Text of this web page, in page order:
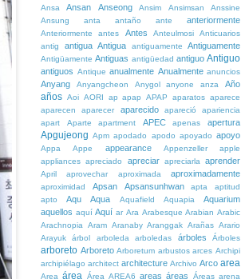
Ansa
Ansan Anseong Ansim Ansimsan
Anssine
Ansung
anta antaño ante anteriormente
Anteriormente antes Antes Anteulmosi
Anticuarios
antig
antigua Antigua antiguamente Antiguamente
Antigüamente Antiguas antigüedad antiguo Antiguo
antiguos Antique anualmente Anualmente anuncios
Anyang Anyangcheon Anygol anyone anza Año
años Aoi AORI ap apap APAP aparatos aparece
aparecen
aparecer aparecido apareció
apariencia
apart
Aparte apartment APEC apenas apertura
Apgujeong Apm apodado apodo apoyado apoyo
Appa Appe appearance Appenzeller
apple
appliances apreciado apreciar apreciarla aprender
April aprovechar aproximada aproximadamente
aproximidad Apsan Apsansunhwan apta
aptitud
apto
Aqu Aqua Aquafield Aquapia
Aquarium
aquellos aquí Aquí ar Ara Arabesque Arabian Arabic
Arachnopia
Aram Aranaby Aranggak Arañas Arario
Arayuk
árbol arboleda arboledas árboles Árboles
arboreto Arboreto Arboretum arbustos arces Archipi
archipiélago architect architecture Archivo Arco area
Area área Área AREA6 areas áreas Áreas arena